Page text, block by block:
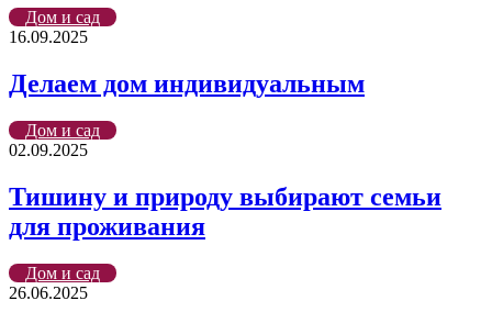
Дом и сад
16.09.2025
Делаем дом индивидуальным
Дом и сад
02.09.2025
Тишину и природу выбирают семьи
для проживания
Дом и сад
26.06.2025